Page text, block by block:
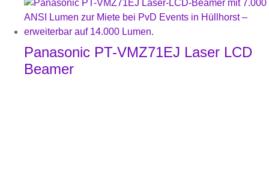
Panasonic PT-VMZ71EJ Laser LCD
Beamer